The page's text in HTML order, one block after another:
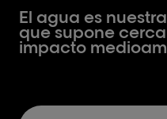
El agua es
que supone
impacto